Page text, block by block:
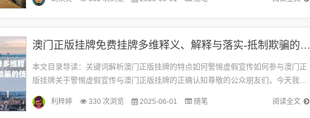
澳门正版挂牌免费挂牌多维释义、解释与落实-抵制欺骗的伎俩
本文目录导读：关键词解析澳门正版挂牌的特点如何警惕虚假宣传如何参与澳门正
版挂牌关于警惕虚假宣传与澳门正版挂牌的正确认知尊敬的公众朋友们，今天我们
来谈谈一个重要的话题——警惕虚假宣传，特别是与澳门正版挂牌相关的内容，
我...
阅读全文
利梓婷 330 次浏览 2025-06-01 随笔